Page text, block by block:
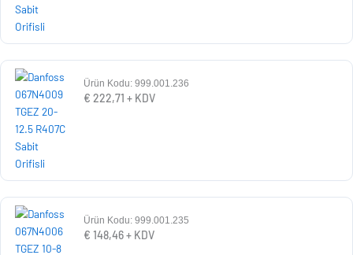
Ürün Kodu: 999.001.236
€ 222,71 + KDV
Ürün Kodu: 999.001.235
€ 148,46+ KDV